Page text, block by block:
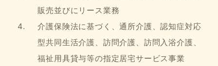
販売並びにリース業務
介護保険法に基づく、通所介護、認知症対応
型共同生活介護、訪問介護、訪問入浴介護、
福祉用具貸与等の指定居宅サービス事業